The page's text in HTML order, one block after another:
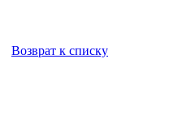
Возврат к списку